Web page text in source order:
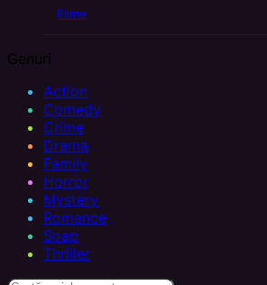
Filme
Genuri
Action
Comedy
Crime
Drama
Family
Horror
Mystery
Romance
Soap
Thriller